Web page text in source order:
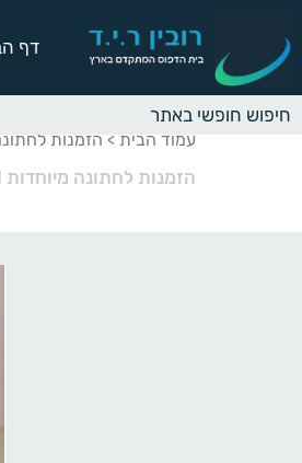
דף
עמוד הבית > הזמנות
הזמנות לחתונה מיוחדות 1